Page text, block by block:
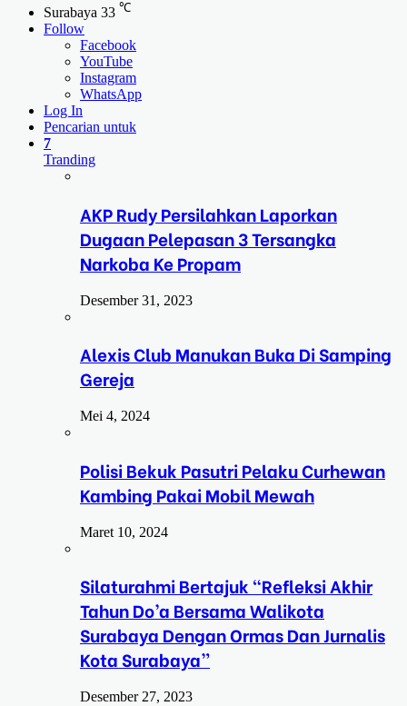
Surabaya 33 ℃
Follow
Facebook
YouTube
Instagram
WhatsApp
Log In
Pencarian untuk
7
Tranding
AKP Rudy Persilahkan Laporkan
Dugaan Pelepasan 3 Tersangka
Narkoba Ke Propam
Desember 31, 2023
Alexis Club Manukan Buka Di Samping
Gereja
Mei 4, 2024
Polisi Bekuk Pasutri Pelaku Curhewan
Kambing Pakai Mobil Mewah
Maret 10, 2024
Silaturahmi Bertajuk “Refleksi Akhir
Tahun Do’a Bersama Walikota
Surabaya Dengan Ormas Dan Jurnalis
Kota Surabaya”
Desember 27, 2023